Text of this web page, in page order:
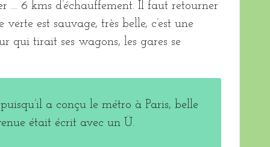
… 6 kms d’échauffement. Il faut retourner
est sauvage, très belle, c’est une
qui tirait ses wagons, les gares se
a conçu le métro à Paris, belle
était écrit avec un Ü.